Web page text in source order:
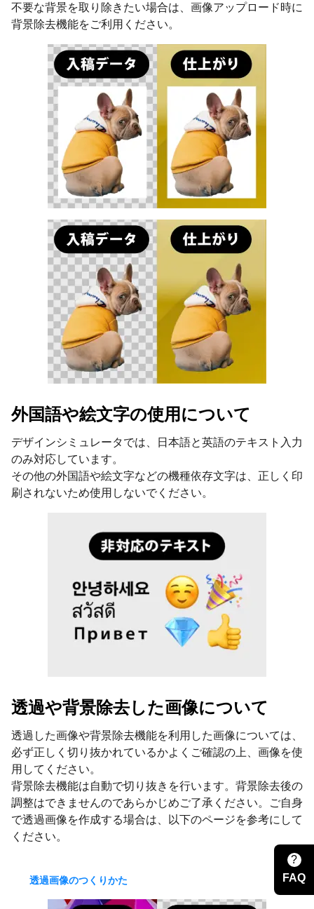
不要な背景を取り除きたい場合は、画像アップロード時に
背景除去機能をご利用ください。
外国語や絵文字の使用について
デザインシミュレータでは、日本語と英語のテキスト入力
のみ対応しています。
その他の外国語や絵文字などの機種依存文字は、正しく印
刷されないため使用しないでください。
透過や背景除去した画像について
透過した画像や背景除去機能を利用した画像については、
必ず正しく切り抜かれているかよくご確認の上、画像を使
用してください。
背景除去機能は自動で切り抜きを行います。背景除去後の
調整はできませんのであらかじめご了承ください。ご自身
で透過画像を作成する場合は、以下のページを参考にして
ください。
透過画像のつくりかた
?
FAQ